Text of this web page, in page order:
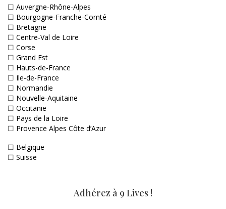
☐ Auvergne-Rhône-Alpes
☐ Bourgogne-Franche-Comté
☐ Bretagne
☐ Centre-Val de Loire
☐ Corse
☐ Grand Est
☐ Hauts-de-France
☐ Ile-de-France
☐ Normandie
☐ Nouvelle-Aquitaine
☐ Occitanie
☐ Pays de la Loire
☐ Provence Alpes Côte d’Azur
☐ Belgique
☐ Suisse
Adhérez à 9 Lives !